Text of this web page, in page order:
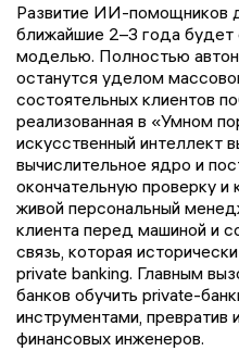
Развитие ИИ-помощников
ближайшие 2–3 года
моделью. Полностью
останутся уделом
состоятельных клиентов
реализованная в «Умном
искусственный интеллект
вычислительное ядро и
окончательную проверку и
живой персональный
клиента перед машиной и
связь, которая
private banking. Главным
банков обучить private-
инструментами, превратив
финансовых инженеров.